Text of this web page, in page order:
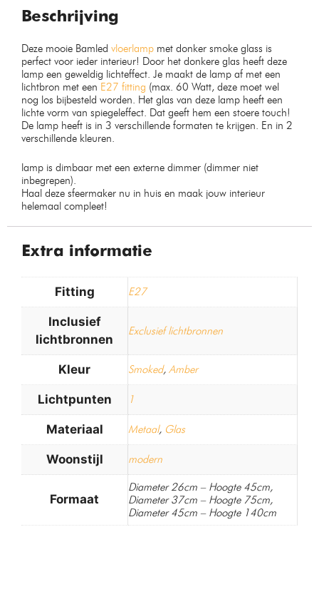
Beschrijving
Deze mooie Bamled vloerlamp met donker smoke glass is
perfect voor ieder interieur! Door het donkere glas heeft deze
lamp een geweldig lichteffect. Je maakt de lamp af met een
lichtbron met een E27 fitting (max. 60 Watt, deze moet wel
nog los bijbesteld worden. Het glas van deze lamp heeft een
lichte vorm van spiegeleffect. Dat geeft hem een stoere touch!
De lamp heeft is in 3 verschillende formaten te krijgen. En in 2
verschillende kleuren.
lamp is dimbaar met een externe dimmer (dimmer niet
inbegrepen).
Haal deze sfeermaker nu in huis en maak jouw interieur
helemaal compleet!
Extra informatie
Fitting E27
Inclusief
lichtbronnen
Exclusief lichtbronnen
Kleur Smoked, Amber
Lichtpunten 1
Materiaal Metaal, Glas
Woonstijl modern
Formaat
Diameter 26cm – Hoogte 45cm,
Diameter 37cm – Hoogte 75cm,
Diameter 45cm – Hoogte 140cm